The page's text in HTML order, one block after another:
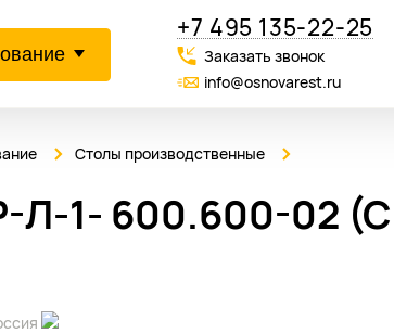
+7 495 135-22-25
Заказать звонок
info@osnovarest.ru
Столы производственные
1- 600.600-02